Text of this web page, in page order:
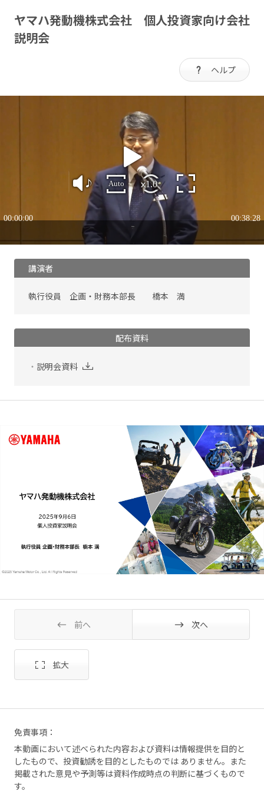
ヤマハ発動機株式会社 個人投資家向け会社
説明会
ヘルプ
講演者
執行役員 企画・財務本部長 橋本 満
配布資料
説明会資料
前へ 次へ
免責事項：
本動画において述べられた内容および資料は情報提供を目的と
したもので、投資勧誘を目的としたものでは ありません。また
掲載された意見や予測等は資料作成時点の判断に基づくもので
す。